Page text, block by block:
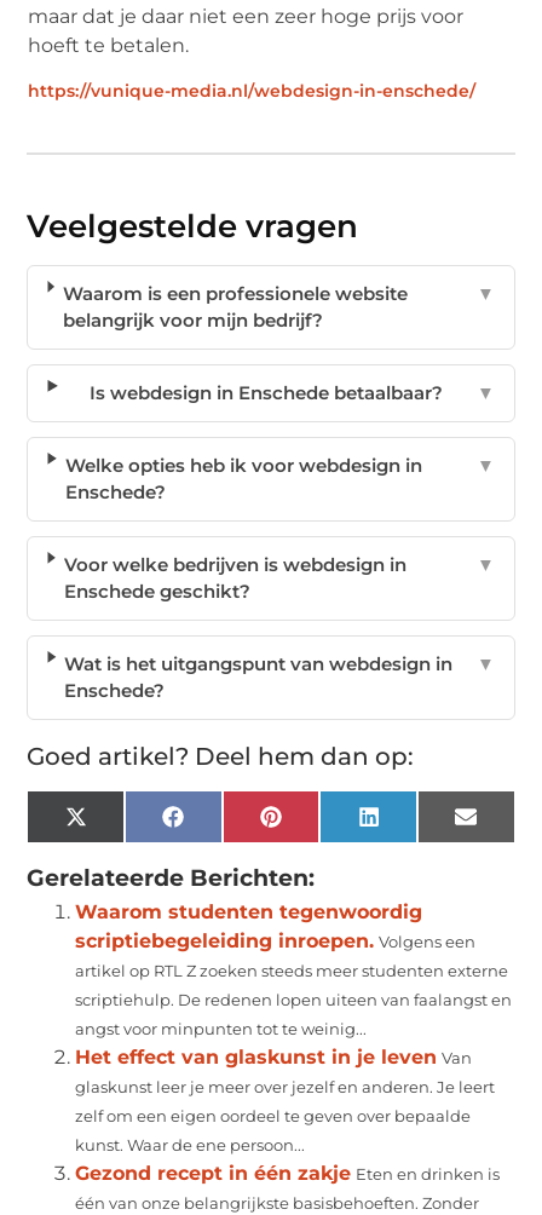
maar dat je daar niet een zeer hoge prijs voor
hoeft te betalen.
https://vunique-media.nl/webdesign-in-enschede/
Veelgestelde vragen
Waarom is een professionele website
belangrijk voor mijn bedrijf?
▼
Is webdesign in Enschede betaalbaar? ▼
Welke opties heb ik voor webdesign in
Enschede?
▼
Voor welke bedrijven is webdesign in
Enschede geschikt?
▼
Wat is het uitgangspunt van webdesign in
Enschede?
▼
Goed artikel? Deel hem dan op:
X
(Twitter)
Facebook Pinterest LinkedIn Email
Gerelateerde Berichten:
Waarom studenten tegenwoordig
scriptiebegeleiding inroepen. Volgens een
artikel op RTL Z zoeken steeds meer studenten externe
scriptiehulp. De redenen lopen uiteen van faalangst en
angst voor minpunten tot te weinig...
Het effect van glaskunst in je leven Van
glaskunst leer je meer over jezelf en anderen. Je leert
zelf om een eigen oordeel te geven over bepaalde
kunst. Waar de ene persoon...
Gezond recept in één zakje Eten en drinken is
één van onze belangrijkste basisbehoeften. Zonder